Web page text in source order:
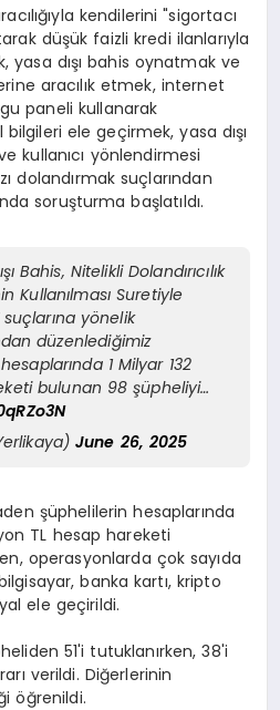
kendilerini "sigortacı
düşük faizli kredi ilanlarıyla
yasa dışı bahis oynatmak ve
aracılık etmek, internet
paneli kullanarak
bilgileri ele geçirmek, yasa dışı
kullanıcı yönlendirmesi
dolandırmak suçlarından
soruşturma başlatıldı.
Bahis, Nitelikli Dolandırıcılık
Kullanılması Suretiyle
suçlarına yönelik
düzenlediğimiz
1 Milyar 132
bulunan 98 şüpheliyi…
June 26, 2025
şüphelilerin hesaplarında
TL hesap hareketi
operasyonlarda çok sayıda
banka kartı, kripto
ele geçirildi.
51'i tutuklanırken, 38'i
verildi. Diğerlerinin
öğrenildi.